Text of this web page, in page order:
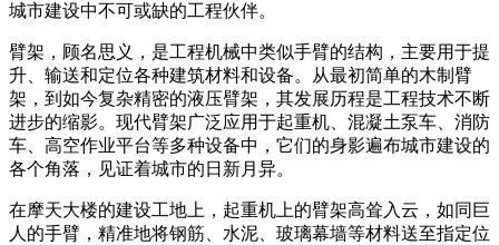
城市建设中不可或缺的工程伙伴。
臂架，顾名思义，是工程机械中类似手臂的结构，主要用于提
升、输送和定位各种建筑材料和设备。从最初简单的木制臂
架，到如今复杂精密的液压臂架，其发展历程是工程技术不断
进步的缩影。现代臂架广泛应用于起重机、混凝土泵车、消防
车、高空作业平台等多种设备中，它们的身影遍布城市建设的
各个角落，见证着城市的日新月异。
在摩天大楼的建设工地上，起重机上的臂架高耸入云，如同巨
人的手臂，精准地将钢筋、水泥、玻璃幕墙等材料送至指定位